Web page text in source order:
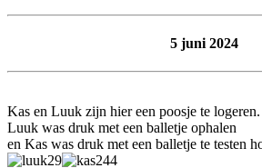
5 juni 2024
Kas en Luuk zijn hier een poosje te logeren.
Luuk was druk met een balletje ophalen
en Kas was druk met een balletje te testen